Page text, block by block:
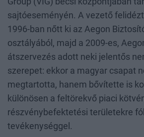
sajtóeseményén. A vezető
1996-ban nőtt ki az Aegon
osztályából, majd a 2009-es,
átszervezés adott neki jelentős
szerepet: ekkor a magyar csapat
megtartotta, hanem bővítette is
különösen a feltörekvő piaci
részvénybefektetési területekre
tevékenységgel.